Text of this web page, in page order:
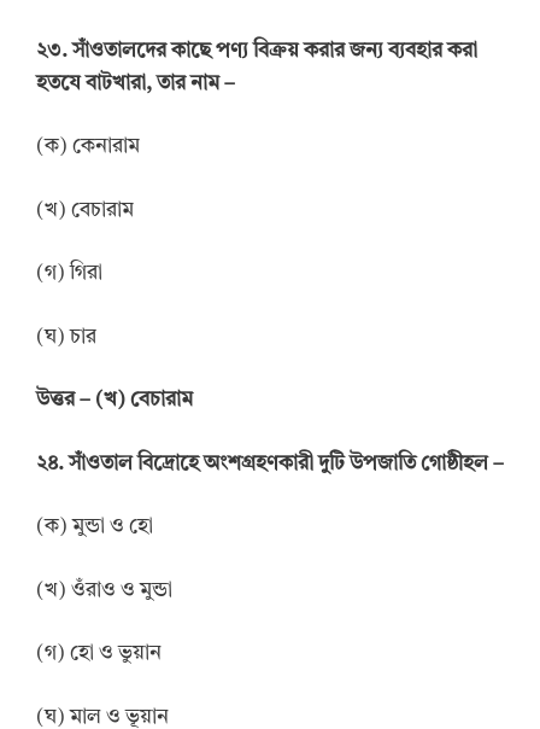
২৩. সাঁওতালদের কাছে পণ্য বিক্রয় করার জন্য ব্যবহার করা
হতযে বাটখারা, তার নাম –
(ক) কেনারাম
(খ) বেচারাম
(গ) গিরা
(ঘ) চার
উত্তর– (খ) বেচারাম
২৪. সাঁওতাল বিদ্রোহে অংশগ্রহণকারী দুটি উপজাতি গোষ্ঠীহল –
(ক) মুন্ডা ও হো
(খ) ওঁরাও ও মুন্ডা
(গ) হো ও ভুয়ান
(ঘ) মাল ও ভূয়ান